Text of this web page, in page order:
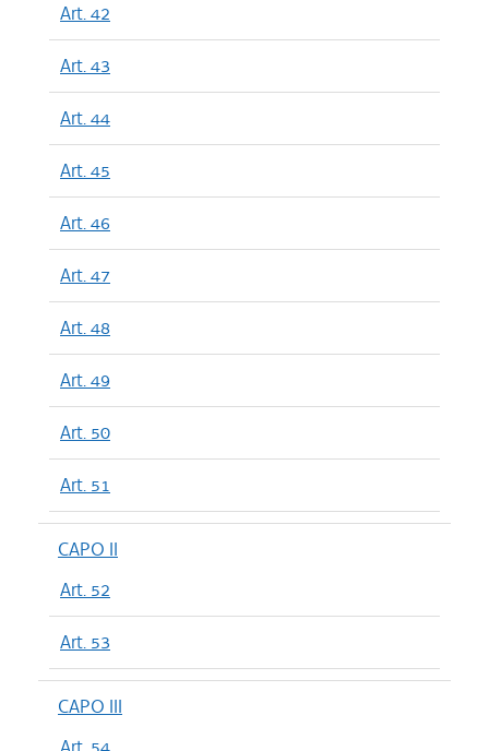
Art. 42
Art. 43
Art. 44
Art. 45
Art. 46
Art. 47
Art. 48
Art. 49
Art. 50
Art. 51
CAPO II
Art. 52
Art. 53
CAPO III